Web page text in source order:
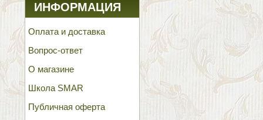
ИНФОРМАЦИЯ
Оплата и доставка
Вопрос-ответ
О магазине
Школа SMAR
Публичная оферта